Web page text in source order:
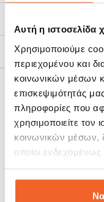
Αυτή η ιστοσελίδα
Χρησιμοποιούμε
περιεχομένου και
κοινωνικών μέσων
επισκεψιμότητάς
πληροφορίες που
χρησιμοποιείτε τον
κοινωνικών μέσων,
οποίοι
έχουν συλλέξει σε
των υπηρεσιών τους.
Πολιτική
SALE!